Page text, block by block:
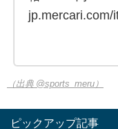
（出典 @sports_meru）
ピックアップ記事